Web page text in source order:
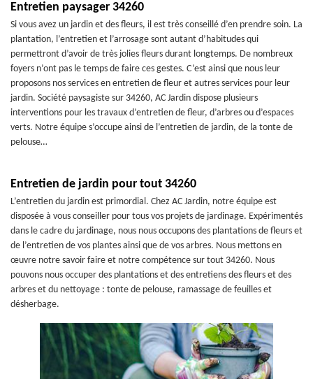
Entretien paysager 34260
Si vous avez un jardin et des fleurs, il est très conseillé d’en prendre soin. La
plantation, l’entretien et l’arrosage sont autant d’habitudes qui
permettront d’avoir de très jolies fleurs durant longtemps. De nombreux
foyers n’ont pas le temps de faire ces gestes. C’est ainsi que nous leur
proposons nos services en entretien de fleur et autres services pour leur
jardin. Société paysagiste sur 34260, AC Jardin dispose plusieurs
interventions pour les travaux d’entretien de fleur, d’arbres ou d’espaces
verts. Notre équipe s’occupe ainsi de l’entretien de jardin, de la tonte de
pelouse…
Entretien de jardin pour tout 34260
L’entretien du jardin est primordial. Chez AC Jardin, notre équipe est
disposée à vous conseiller pour tous vos projets de jardinage. Expérimentés
dans le cadre du jardinage, nous nous occupons des plantations de fleurs et
de l’entretien de vos plantes ainsi que de vos arbres. Nous mettons en
œuvre notre savoir faire et notre compétence sur tout 34260. Nous
pouvons nous occuper des plantations et des entretiens des fleurs et des
arbres et du nettoyage : tonte de pelouse, ramassage de feuilles et
désherbage.